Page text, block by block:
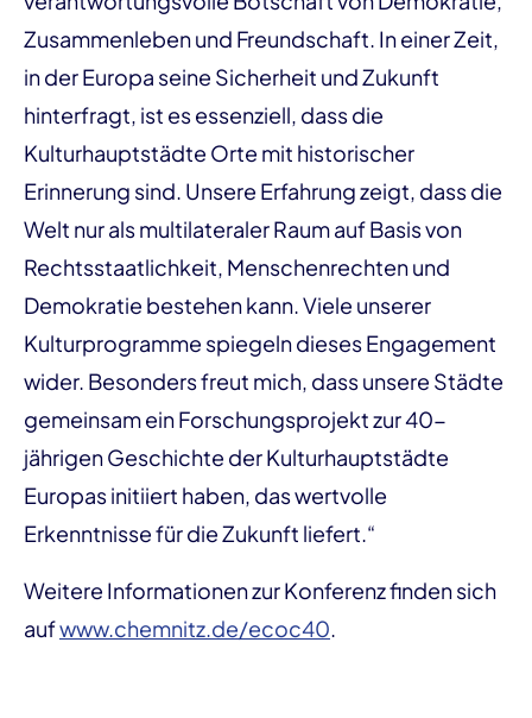
Zusammenleben und Freundschaft. In einer Zeit,
in der Europa seine Sicherheit und Zukunft
hinterfragt, ist es essenziell, dass die
Kulturhauptstädte Orte mit historischer
Erinnerung sind. Unsere Erfahrung zeigt, dass die
Welt nur als multilateraler Raum auf Basis von
Rechtsstaatlichkeit, Menschenrechten und
Demokratie bestehen kann. Viele unserer
Kulturprogramme spiegeln dieses Engagement
wider. Besonders freut mich, dass unsere Städte
gemeinsam ein Forschungsprojekt zur 40-
jährigen Geschichte der Kulturhauptstädte
Europas initiiert haben, das wertvolle
Erkenntnisse für die Zukunft liefert.“
Weitere Informationen zur Konferenz finden sich
aufwww.chemnitz.de/ecoc40.